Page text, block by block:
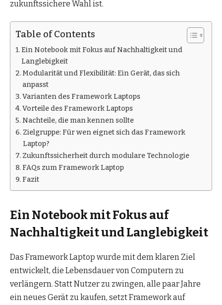
zukunftssichere Wahl ist.
Table of Contents
Ein Notebook mit Fokus auf Nachhaltigkeit und
Langlebigkeit
Modularität und Flexibilität: Ein Gerät, das sich
anpasst
Varianten des Framework Laptops
Vorteile des Framework Laptops
Nachteile, die man kennen sollte
Zielgruppe: Für wen eignet sich das Framework
Laptop?
Zukunftssicherheit durch modulare Technologie
FAQs zum Framework Laptop
Fazit
Ein Notebook mit Fokus auf
Nachhaltigkeit und Langlebigkeit
Das Framework Laptop wurde mit dem klaren Ziel
entwickelt, die Lebensdauer von Computern zu
verlängern. Statt Nutzer zu zwingen, alle paar Jahre
ein neues Gerät zu kaufen, setzt Framework auf